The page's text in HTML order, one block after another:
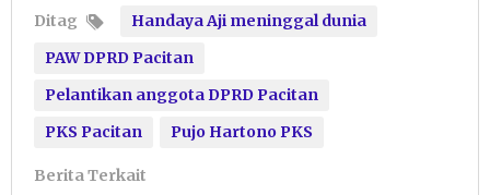
Ditag
Handaya Aji meninggal dunia
PAW DPRD Pacitan
Pelantikan anggota DPRD Pacitan
PKS Pacitan
Pujo Hartono PKS
Berita Terkait